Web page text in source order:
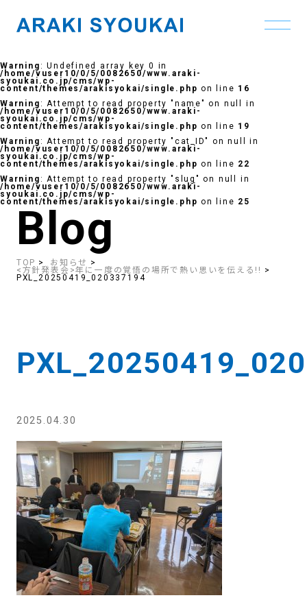
to
the
content
Warning : Undefined array key 0 in
/home/vuser10/0/5/0082650/www.araki-
syoukai.co.jp/cms/wp-
content/themes/arakisyokai/single.php on line 16
Warning : Attempt to read property "name" on null in
/home/vuser10/0/5/0082650/www.araki-
syoukai.co.jp/cms/wp-
content/themes/arakisyokai/single.php on line 19
Warning : Attempt to read property "cat_ID" on null in
/home/vuser10/0/5/0082650/www.araki-
syoukai.co.jp/cms/wp-
content/themes/arakisyokai/single.php on line 22
Warning : Attempt to read property "slug" on null in
/home/vuser10/0/5/0082650/www.araki-
syoukai.co.jp/cms/wp-
content/themes/arakisyokai/single.php on line 25
Blog
TOP お知らせ
<方針発表会>年に一度の覚悟の場所で熱い思いを伝える!!
PXL_20250419_020337194
2025.04.30